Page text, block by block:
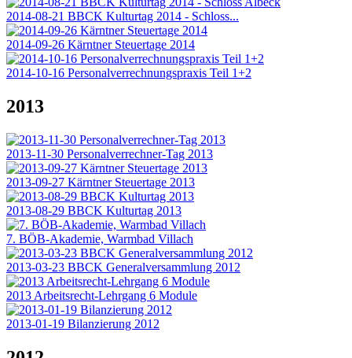
2014-08-21 BBCK Kulturtag 2014 - Schloss...
2014-09-26 Kärntner Steuertage 2014
2014-10-16 Personalverrechnungspraxis Teil 1+2
2013
2013-11-30 Personalverrechner-Tag 2013
2013-09-27 Kärntner Steuertage 2013
2013-08-29 BBCK Kulturtag 2013
7. BÖB-Akademie, Warmbad Villach
2013-03-23 BBCK Generalversammlung 2012
2013 Arbeitsrecht-Lehrgang 6 Module
2013-01-19 Bilanzierung 2012